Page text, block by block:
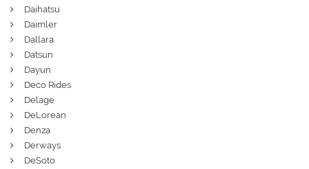
Daihatsu
Daimler
Dallara
Datsun
Dayun
Deco Rides
Delage
DeLorean
Denza
Derways
DeSoto